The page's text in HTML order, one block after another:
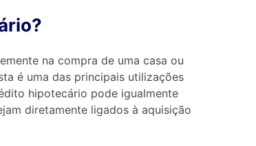
na compra de uma casa ou
é uma das principais utilizações
hipotecário pode igualmente
diretamente ligados à aquisição